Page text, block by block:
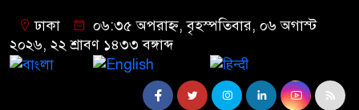
ঢাকা
০৬:৩৫ অপরাহ্ন, বৃহস্পতিবার, ০৬ অগাস্ট
২০২৬, ২২ শ্রাবণ ১৪৩৩ বঙ্গাব্দ